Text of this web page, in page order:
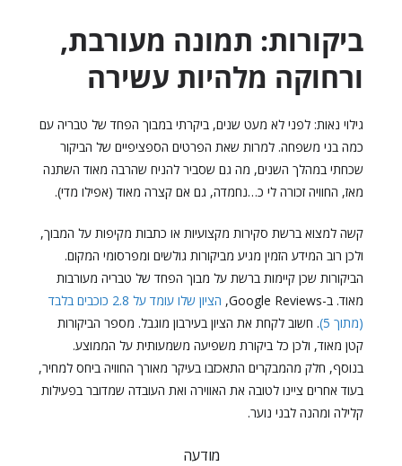
ביקורות: תמונה מעורבת,
ורחוקה מלהיות עשירה
גילוי נאות: לפני לא מעט שנים, ביקרתי במבוך הפחד של טבריה עם
כמה בני משפחה. למרות שאת הפרטים הספציפיים של הביקור
שכחתי במהלך השנים, מה גם שסביר להניח שהרבה מאוד השתנה
מאז, החוויה זכורה לי כ…נחמדה, גם אם קצרה מאוד (אפילו מדי).
קשה למצוא ברשת סקירות מקצועיות או כתבות מקיפות על המבוך,
ולכן רוב המידע הזמין מגיע מביקורות גולשים ומפרסומי המקום.
הביקורות שכן קיימות ברשת על מבוך הפחד של טבריה מעורבות
מאוד. ב-Google Reviews,
הציון שלו עומד על 2.8 כוכבים בלבד
(מתוך 5)
. חשוב לקחת את הציון בעירבון מוגבל. מספר הביקורות
קטן מאוד, ולכן כל ביקורת משפיעה משמעותית על הממוצע.
בנוסף, חלק מהמבקרים התאכזבו בעיקר מאורך החוויה ביחס למחיר,
בעוד אחרים ציינו לטובה את האווירה ואת העובדה שמדובר בפעילות
קלילה ומהנה לבני נוער.
מודעה